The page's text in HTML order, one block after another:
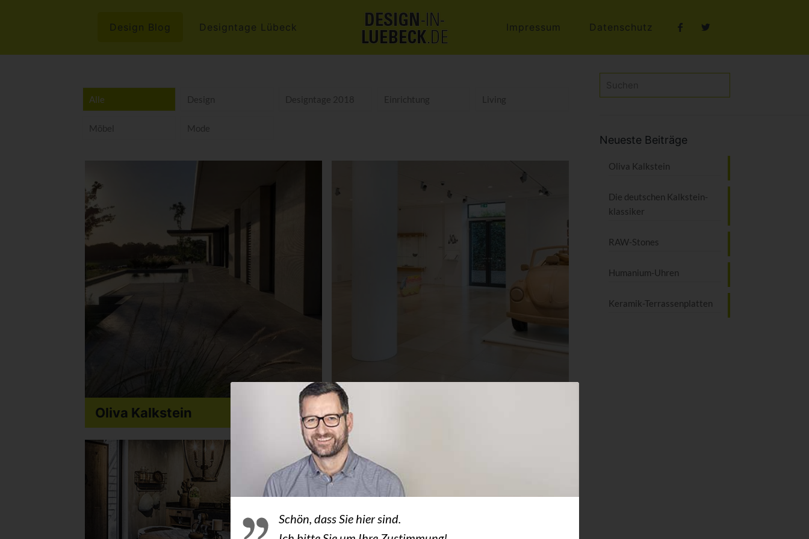
Design Blog Designtage Lübeck Impressum Datenschutz
Alle Design Designtage 2018 Einrichtung Living
Möbel Mode
Oliva Kalkstein Die deutschen Kalkstein­klassiker
Neueste Beiträge
Oliva Kalkstein
Die deutschen Kalkstein­
klassiker
RAW-Stones
Humanium-Uhren
Keramik-Terrassen­platten
Schön, dass Sie hier sind.